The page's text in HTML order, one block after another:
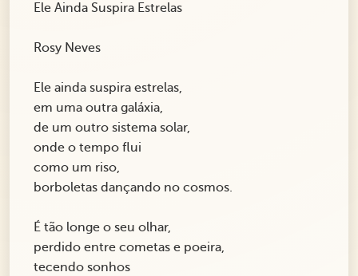
Ele Ainda Suspira Estrelas
Rosy Neves
Ele ainda suspira estrelas,
em uma outra galáxia,
de um outro sistema solar,
onde o tempo flui
como um riso,
borboletas dançando no cosmos.
É tão longe o seu olhar,
perdido entre cometas e poeira,
tecendo sonhos